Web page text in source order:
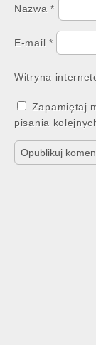
Nazwa*
E-mail *
Witryna
Zapamiętaj
pisania